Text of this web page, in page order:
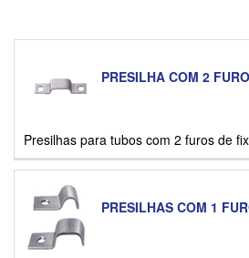
PRESILHA COM 2
Presilhas para tubos com 2 furos de
PRESILHAS COM 1